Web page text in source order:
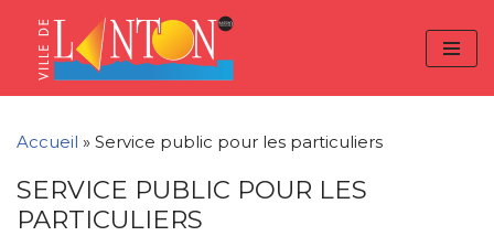
Content
navigation
Aller
Accueil » Service public pour les particuliers
SERVICE PUBLIC POUR LES
PARTICULIERS
Panneau de gestion des cookies